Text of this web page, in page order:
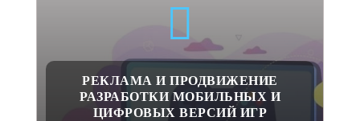
РЕКЛАМА И ПРОДВИЖЕНИЕ
РАЗРАБОТКИ МОБИЛЬНЫХ И
ЦИФРОВЫХ ВЕРСИЙ ИГР